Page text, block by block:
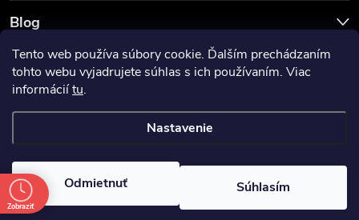
Tento web používa súbory cookie. Ďalším prechádzaním
tohto webu vyjadrujete súhlas s ich používaním. Viac
informáciítu.
Nastavenie
Odmietnuť Súhlasím
Blog
Prijímame online platby
Rozlomitysport. Všetky práva vyhradené.
Zobraziť